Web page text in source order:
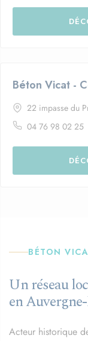
Béton Vicat -
22 impasse du
04 76 98 02 25
BÉTON
Un réseau
en
Acteur historique